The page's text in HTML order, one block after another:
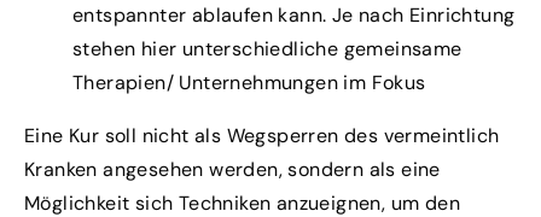
entspannter ablaufen kann. Je nach Einrichtung
stehen hier unterschiedliche gemeinsame
Therapien/ Unternehmungen im Fokus
Eine Kur soll nicht als Wegsperren des vermeintlich
Kranken angesehen werden, sondern als eine
Möglichkeit sich Techniken anzueignen, um den